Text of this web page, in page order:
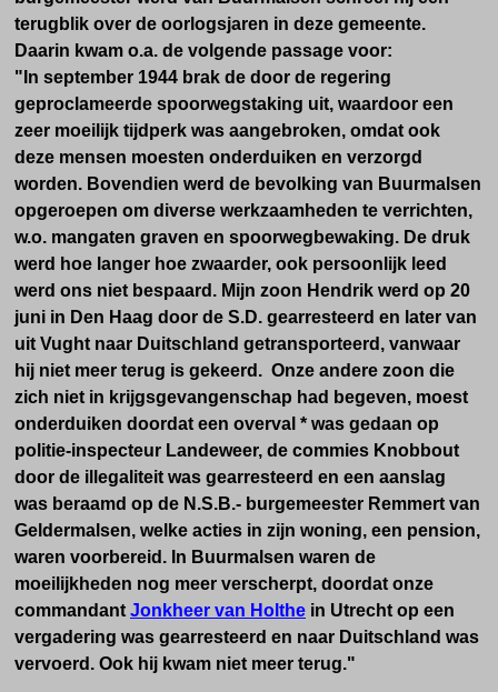
terugblik over de oorlogsjaren in deze gemeente.
Daarin kwam o.a. de volgende passage voor:
"In september 1944 brak de door de regering
geproclameerde spoorwegstaking uit, waardoor een
zeer moeilijk tijdperk was aangebroken, omdat ook
deze mensen moesten onderduiken en verzorgd
worden. Bovendien werd de bevolking van Buurmalsen
opgeroepen om diverse werkzaamheden te verrichten,
w.o. mangaten graven en spoorwegbewaking. De druk
werd hoe langer hoe zwaarder, ook persoonlijk leed
werd ons niet bespaard. Mijn zoon Hendrik werd op 20
juni in Den Haag door de S.D. gearresteerd en later van
uit Vught naar Duitschland getransporteerd, vanwaar
hij niet meer terug is gekeerd. Onze andere zoon die
zich niet in krijgsgevangenschap had begeven, moest
onderduiken doordat een overval * was gedaan op
politie-inspecteur Landeweer, de commies Knobbout
door de illegaliteit was gearresteerd en een aanslag
was beraamd op de N.S.B.- burgemeester Remmert van
Geldermalsen, welke acties in zijn woning, een pension,
waren voorbereid. In Buurmalsen waren de
moeilijkheden nog meer verscherpt, doordat onze
commandant Jonkheer van Holthe in Utrecht op een
vergadering was gearresteerd en naar Duitschland was
vervoerd. Ook hij kwam niet meer terug."